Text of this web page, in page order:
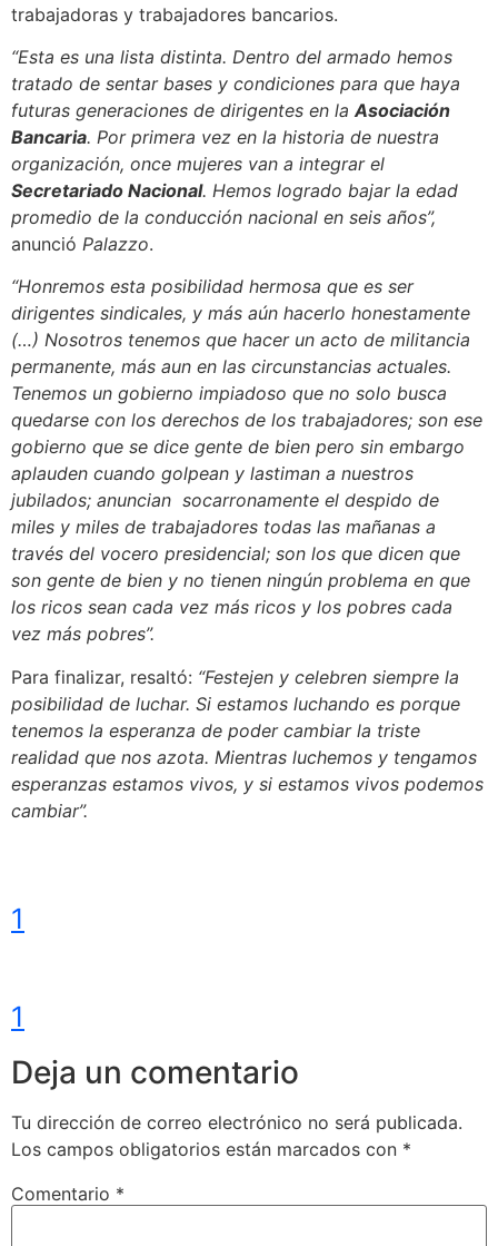
trabajadoras y trabajadores bancarios.
“Esta es una lista distinta. Dentro del armado hemos
tratado de sentar bases y condiciones para que haya
futuras generaciones de dirigentes en laAsociación
Bancaria. Por primera vez en la historia de nuestra
organización, once mujeres van a integrar el
Secretariado Nacional. Hemos logrado bajar la edad
promedio de la conducción nacional en seis años”,
anunció Palazzo.
“Honremos esta posibilidad hermosa que es ser
dirigentes sindicales, y más aún hacerlo honestamente
(…) Nosotros tenemos que hacer un acto de militancia
permanente, más aun en las circunstancias actuales.
Tenemos un gobierno impiadoso que no solo busca
quedarse con los derechos de los trabajadores; son ese
gobierno que se dice gente de bien pero sin embargo
aplauden cuando golpean y lastiman a nuestros
jubilados; anuncian socarronamente el despido de
miles y miles de trabajadores todas las mañanas a
través del vocero presidencial; son los que dicen que
son gente de bien y no tienen ningún problema en que
los ricos sean cada vez más ricos y los pobres cada
vez más pobres”.
Para finalizar, resaltó: “Festejen y celebren siempre la
posibilidad de luchar. Si estamos luchando es porque
tenemos la esperanza de poder cambiar la triste
realidad que nos azota. Mientras luchemos y tengamos
esperanzas estamos vivos, y si estamos vivos podemos
cambiar”.
1
1
Deja un comentario
Tu dirección de correo electrónico no será publicada.
Los campos obligatorios están marcados con *
Comentario *